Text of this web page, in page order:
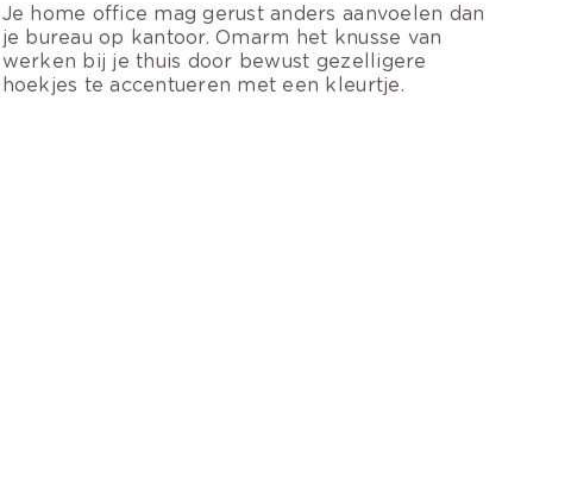
Je home office mag gerust anders aanvoelen dan
je bureau op kantoor. Omarm het knusse van
werken bij je thuis door bewust gezelligere
hoekjes te accentueren met een kleurtje.